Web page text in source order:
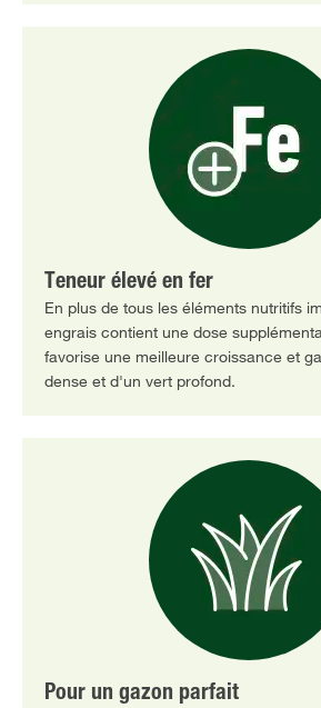
Teneur élevé en fer
En plus de tous les éléments nutritifs
engrais contient une dose
favorise une meilleure croissance et
dense et d'un vert profond.
Pour un gazon parfait